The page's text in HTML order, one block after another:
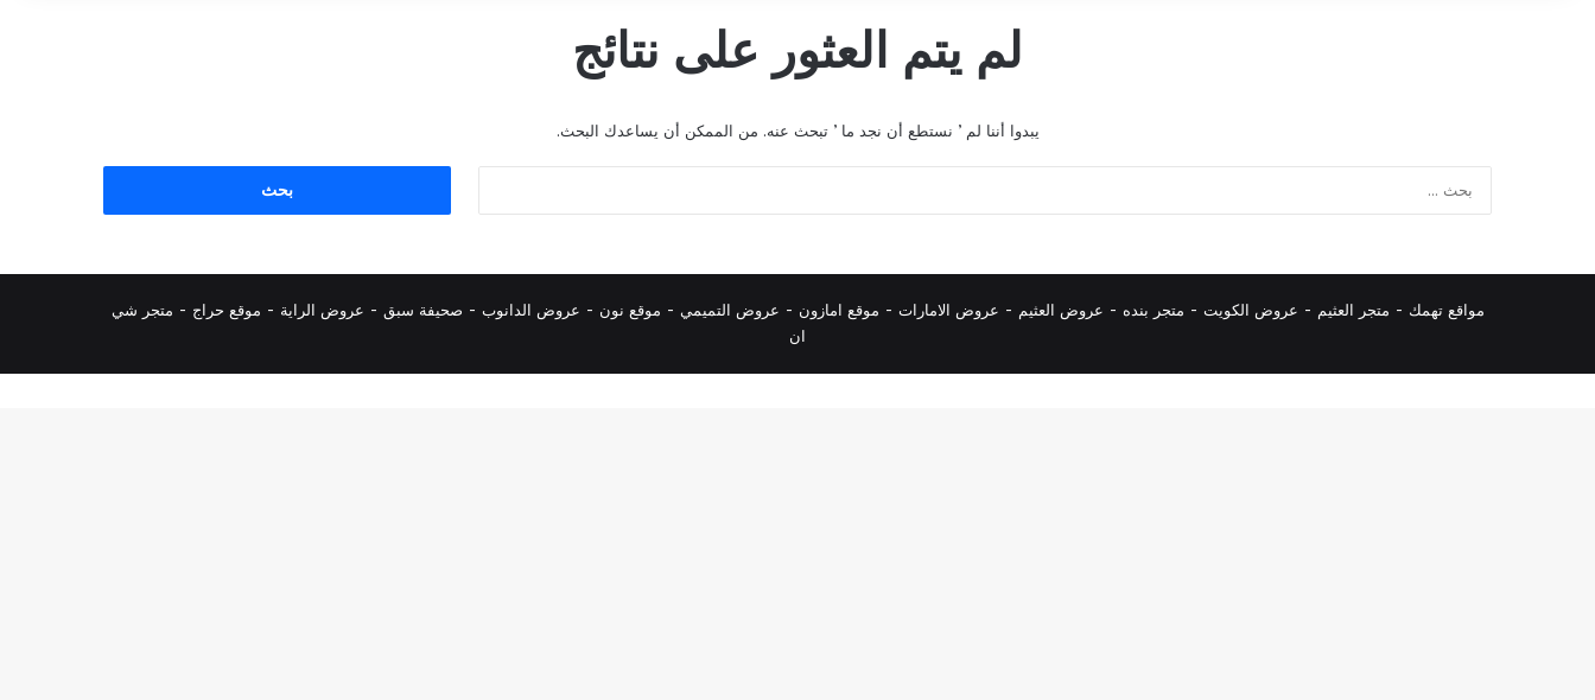
لم يتم العثور على نتائج
يبدوا أننا لم ’ نستطع أن نجد ما ’ تبحث عنه. من الممكن أن يساعدك البحث.
مواقع تهمك - متجر العثيم - عروض الكويت - متجر بنده - عروض العثيم - عروض الامارات - موقع امازون - عروض التميمي - موقع نون - عروض الدانوب - صحيفة سبق - عروض الراية - موقع حراج - متجر شي
ان